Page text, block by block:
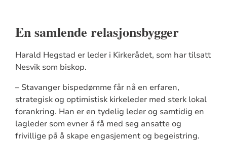
En samlende relasjonsbygger
Harald Hegstad er leder i Kirkerådet, som har tilsatt
Nesvik som biskop.
– Stavanger bispedømme får nå en erfaren,
strategisk og optimistisk kirkeleder med sterk lokal
forankring. Han er en tydelig leder og samtidig en
lagleder som evner å få med seg ansatte og
frivillige på å skape engasjement og begeistring.